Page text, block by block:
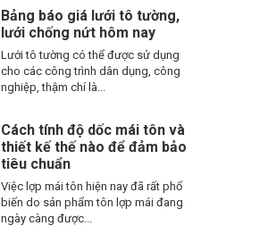
Bảng báo giá lưới tô tường,
lưới chống nứt hôm nay
Lưới tô tường có thể được sử dụng
cho các công trình dân dụng, công
nghiệp, thậm chí là...
Cách tính độ dốc mái tôn và
thiết kế thế nào để đảm bảo
tiêu chuẩn
Việc lợp mái tôn hiện nay đã rất phổ
biến do sản phẩm tôn lợp mái đang
ngày càng được...